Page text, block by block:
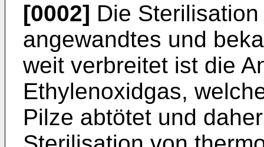
[0002] Die
angewandtes und
weit verbreitet ist die
Ethylenoxidgas,
Pilze abtötet und